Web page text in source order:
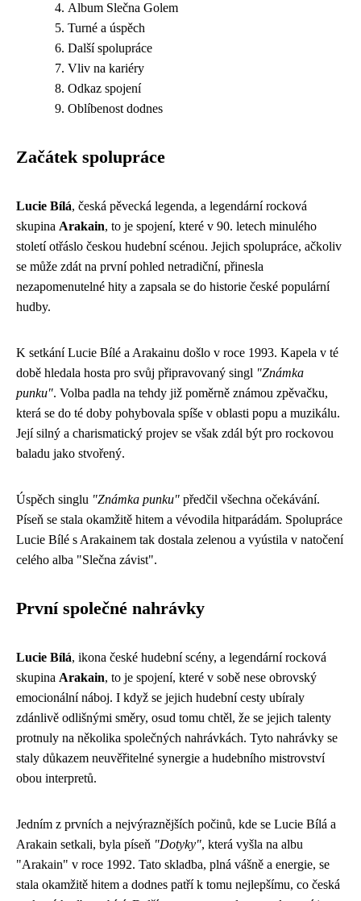
Album Slečna Golem
Turné a úspěch
Další spolupráce
Vliv na kariéry
Odkaz spojení
Oblíbenost dodnes
Začátek spolupráce
Lucie Bílá, česká pěvecká legenda, a legendární rocková
skupina Arakain, to je spojení, které v 90. letech minulého
století otřáslo českou hudební scénou. Jejich spolupráce, ačkoliv
se může zdát na první pohled netradiční, přinesla
nezapomenutelné hity a zapsala se do historie české populární
hudby.
K setkání Lucie Bílé a Arakainu došlo v roce 1993. Kapela v té
době hledala hosta pro svůj připravovaný singl "Známka
punku". Volba padla na tehdy již poměrně známou zpěvačku,
která se do té doby pohybovala spíše v oblasti popu a muzikálu.
Její silný a charismatický projev se však zdál být pro rockovou
baladu jako stvořený.
Úspěch singlu "Známka punku" předčil všechna očekávání.
Píseň se stala okamžitě hitem a vévodila hitparádám. Spolupráce
Lucie Bílé s Arakainem tak dostala zelenou a vyústila v natočení
celého alba "Slečna závist".
První společné nahrávky
Lucie Bílá, ikona české hudební scény, a legendární rocková
skupina Arakain, to je spojení, které v sobě nese obrovský
emocionální náboj. I když se jejich hudební cesty ubíraly
zdánlivě odlišnými směry, osud tomu chtěl, že se jejich talenty
protnuly na několika společných nahrávkách. Tyto nahrávky se
staly důkazem neuvěřitelné synergie a hudebního mistrovství
obou interpretů.
Jedním z prvních a nejvýraznějších počinů, kde se Lucie Bílá a
Arakain setkali, byla píseň "Dotyky", která vyšla na albu
"Arakain" v roce 1992. Tato skladba, plná vášně a energie, se
stala okamžitě hitem a dodnes patří k tomu nejlepšímu, co česká